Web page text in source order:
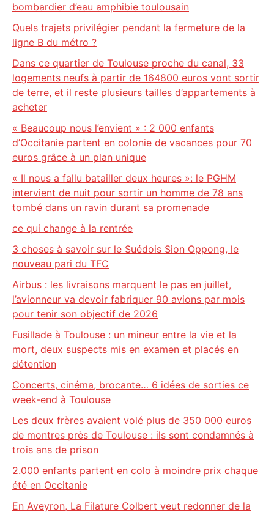
bombardier d’eau amphibie toulousain
Quels trajets privilégier pendant la fermeture de la
ligne B du métro ?
Dans ce quartier de Toulouse proche du canal, 33
logements neufs à partir de 164800 euros vont sortir
de terre, et il reste plusieurs tailles d’appartements à
acheter
« Beaucoup nous l’envient » : 2 000 enfants
d’Occitanie partent en colonie de vacances pour 70
euros grâce à un plan unique
« Il nous a fallu batailler deux heures »: le PGHM
intervient de nuit pour sortir un homme de 78 ans
tombé dans un ravin durant sa promenade
ce qui change à la rentrée
3 choses à savoir sur le Suédois Sion Oppong, le
nouveau pari du TFC
Airbus : les livraisons marquent le pas en juillet,
l’avionneur va devoir fabriquer 90 avions par mois
pour tenir son objectif de 2026
Fusillade à Toulouse : un mineur entre la vie et la
mort, deux suspects mis en examen et placés en
détention
Concerts, cinéma, brocante… 6 idées de sorties ce
week-end à Toulouse
Les deux frères avaient volé plus de 350 000 euros
de montres près de Toulouse : ils sont condamnés à
trois ans de prison
2.000 enfants partent en colo à moindre prix chaque
été en Occitanie
En Aveyron, La Filature Colbert veut redonner de la